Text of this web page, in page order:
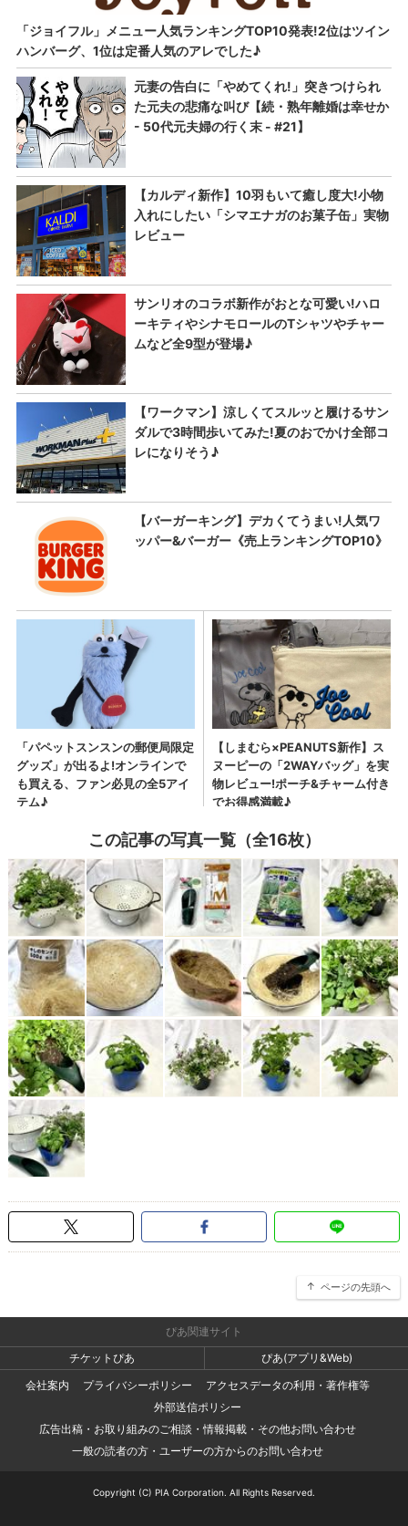
この記事の写真一覧（全16枚）
ページの先頭へ
ぴあ関連サイト
チケットぴあ
ぴあ(アプリ&Web)
会社案内
プライバシーポリシー
アクセスデータの利用・著作権等
外部送信ポリシー
広告出稿・お取り組みのご相談・情報掲載・その他お問い合わせ
一般の読者の方・ユーザーの方からのお問い合わせ
Copyright (C) PIA Corporation. All Rights Reserved.